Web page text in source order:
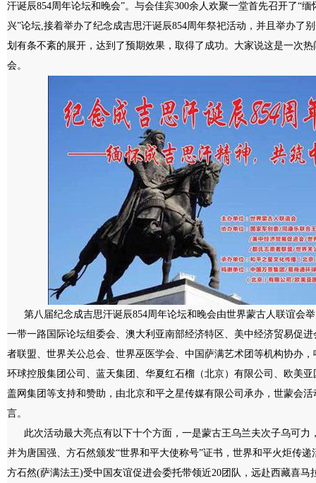
汗诞辰854周年论坛和晚会”。与会佳宾300余人欢聚一堂首先召开了“
兴”论坛,接着举办了纪念成吉思汗诞辰854周年祭祀活动，并且举办了
划有条不紊的展开，达到了预期效果，取得了成功。大家说这是一次
会。
第八届纪念成吉思汗诞辰854周年论坛和晚会由世界蒙古人联谊会
一带一路国际论坛组委会、澳大利亚南部经济特区、美中经济贸易促
者联盟、世界关公总会、世界巫医学会、中国萨满艺术团等机构协办
环球控股集团公司、蓝天集团、华夏红石榴（北京）有限公司、欧美
盖网集团等支持和赞助，由北京和平之星传媒有限公司承办，世蒙会
言。
此次活动最大亮点有以下十个方面，一是蒙古王乌兰夫次子乌可力
并为唐国强、方石然颁发“世界和平大使称号”证书，世界和平火炬传递
方石然(萨满法王)受中国友谊促进会委托带领近20团队，远赴西藏喜马